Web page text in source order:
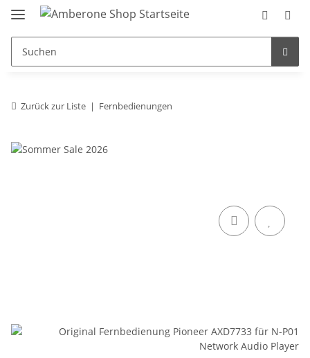
Zurück zur Liste Fernbedienungen